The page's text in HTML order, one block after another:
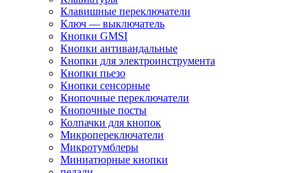
Клавишные переключатели
Ключ — выключатель
Кнопки GMSI
Кнопки антивандальные
Кнопки для электроинструмента
Кнопки пьезо
Кнопки сенсорные
Кнопочные переключатели
Кнопочные посты
Колпачки для кнопок
Микропереключатели
Микротумблеры
Миниатюрные кнопки